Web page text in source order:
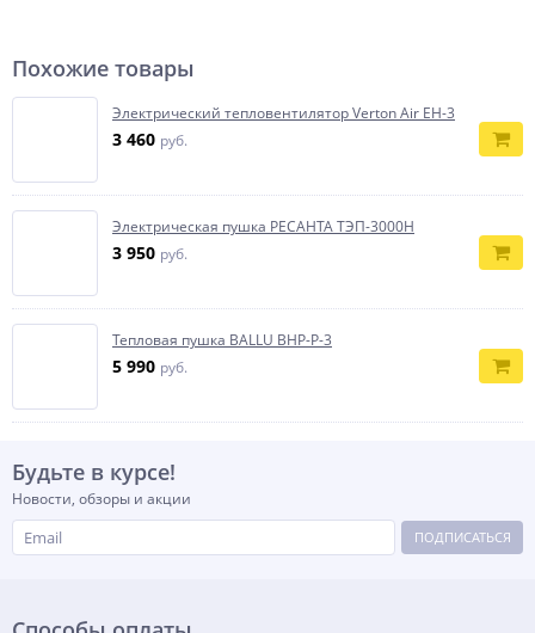
Похожие товары
Электрический тепловентилятор Verton Air EH-3
3 460 руб.
Электрическая пушка РЕСАНТА ТЭП-3000Н
3 950 руб.
Тепловая пушка BALLU BHP-P-3
5 990 руб.
Будьте в курсе!
Новости, обзоры и акции
ПОДПИСАТЬСЯ